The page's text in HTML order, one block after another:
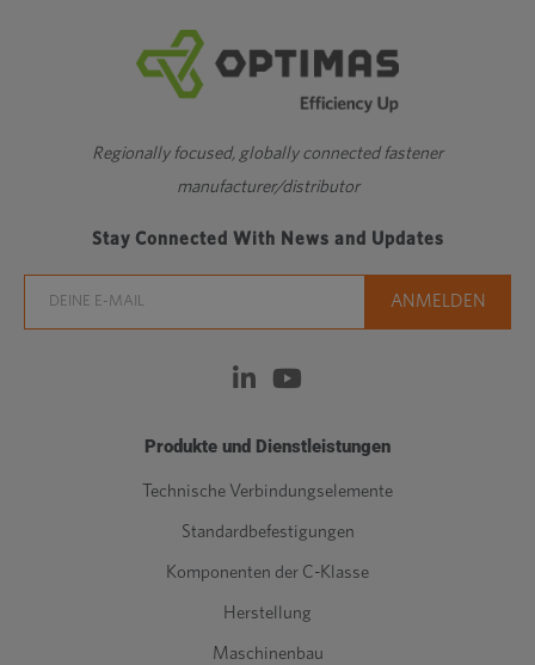
Regionally focused, globally connected fastener
manufacturer/distributor
Stay Connected With News and Updates
Produkte und Dienstleistungen
Technische Verbindungselemente
Standardbefestigungen
Komponenten der C-Klasse
Herstellung
Maschinenbau